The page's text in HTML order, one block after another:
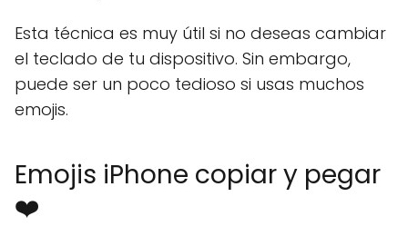
Esta técnica es muy útil si no deseas cambiar
el teclado de tu dispositivo. Sin embargo,
puede ser un poco tedioso si usas muchos
emojis.
Emojis iPhone copiar y pegar
❤️